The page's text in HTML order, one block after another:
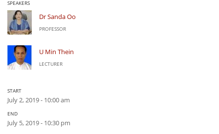
SPEAKERS
Dr Sanda Oo
PROFESSOR
U Min Thein
LECTURER
START
July 2, 2019 - 10:00 am
END
July 5, 2019 - 10:30 pm